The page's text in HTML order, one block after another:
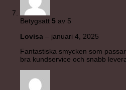
Betygsatt 5 av 5
Lovisa – januari 4, 2025
Fantastiska smycken som
bra kundservice och snabb